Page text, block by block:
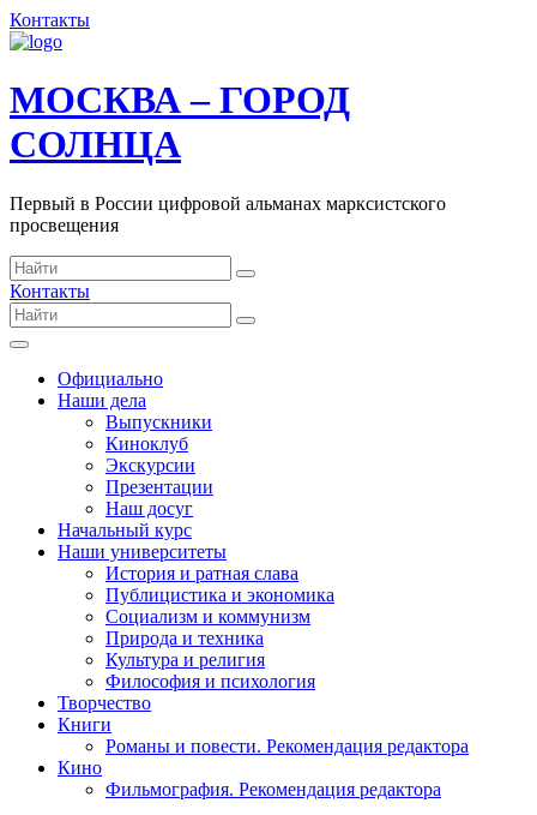
Контакты
МОСКВА – ГОРОД
СОЛНЦА
Первый в России цифровой альманах марксистского
просвещения
Контакты
Официально
Наши дела
Выпускники
Киноклуб
Экскурсии
Презентации
Наш досуг
Начальный курс
Наши университеты
История и ратная слава
Публицистика и экономика
Социализм и коммунизм
Природа и техника
Культура и религия
Философия и психология
Творчество
Книги
Романы и повести. Рекомендация редактора
Кино
Фильмография. Рекомендация редактора